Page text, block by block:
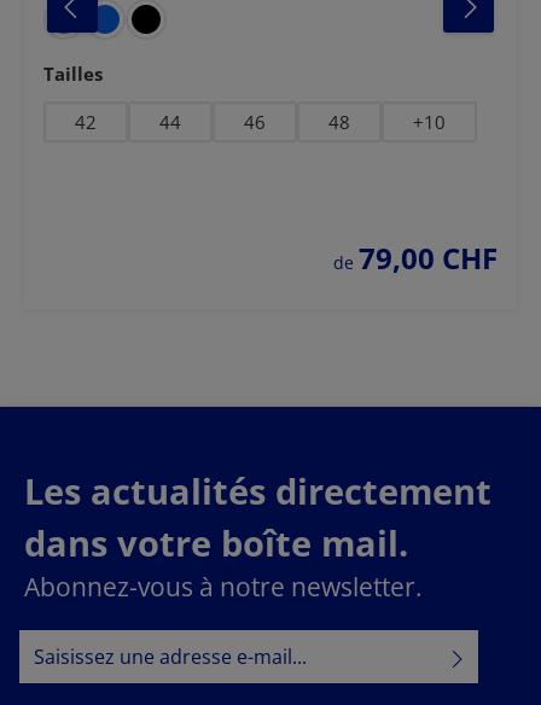
Sélectionnez
Tailles
42 44 46 48 +10
prix régulier :
de 79,00 CHF
Les actualités directement
dans votre boîte mail.
Abonnez-vous à notre newsletter.
Adresse e-mail*